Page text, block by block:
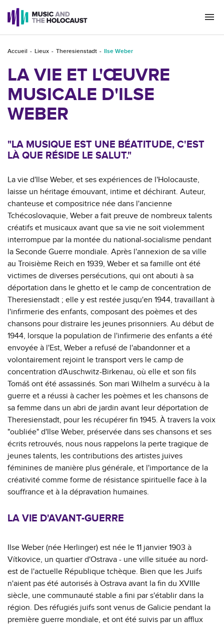
Accueil Lieux Theresienstadt Ilse Weber
LA VIE ET L'ŒUVRE
MUSICALE D'ILSE
WEBER
"LA MUSIQUE EST UNE BÉATITUDE, C'EST
LÀ QUE RÉSIDE LE SALUT."
La vie d'Ilse Weber, et ses expériences de l'Holocauste,
laisse un héritage émouvant, intime et déchirant. Auteur,
chanteuse et compositrice née dans l'ancienne
Tchécoslovaquie, Weber a fait preuve de nombreux talents
créatifs et musicaux avant que sa vie ne soit violemment
interrompue par la montée du national-socialisme pendant
la Seconde Guerre mondiale. Après l'annexion de sa ville
au Troisième Reich en 1939, Weber et sa famille ont été
victimes de diverses persécutions, qui ont abouti à sa
déportation dans le ghetto et le camp de concentration de
Theresienstadt ; elle y est restée jusqu'en 1944, travaillant à
l'infirmerie des enfants, composant des poèmes et des
chansons pour distraire les jeunes prisonniers. Au début de
1944, lorsque la population de l'infirmerie des enfants a été
envoyée à l'Est, Weber a refusé de l'abandonner et a
volontairement rejoint le transport vers le camp de
concentration d'Auschwitz-Birkenau, où elle et son fils
Tomáš ont été assassinés. Son mari Wilhelm a survécu à la
guerre et a réussi à cacher les poèmes et les chansons de
sa femme dans un abri de jardin avant leur déportation de
Theresienstadt, pour les récupérer fin 1945. À travers la voix
"oubliée" d'Ilse Weber, préservée dans ses chansons et ses
écrits retrouvés, nous nous rappelons la perte tragique de
jeunes talents, les contributions des artistes juives
féminines de manière plus générale, et l'importance de la
créativité comme forme de résistance spirituelle face à la
souffrance et à la dépravation humaines.
LA VIE D'AVANT-GUERRE
Ilse Weber (née Herlinger) est née le 11 janvier 1903 à
Vítkovice, un quartier d'Ostrava - une ville située au nord-
est de l'actuelle République tchèque. Bien que les Juifs
n'aient pas été autorisés à Ostrava avant la fin du XVIIIe
siècle, une communauté stable a fini par s'établir dans la
région. Des réfugiés juifs sont venus de Galicie pendant la
première guerre mondiale, et ont été suivis par un afflux